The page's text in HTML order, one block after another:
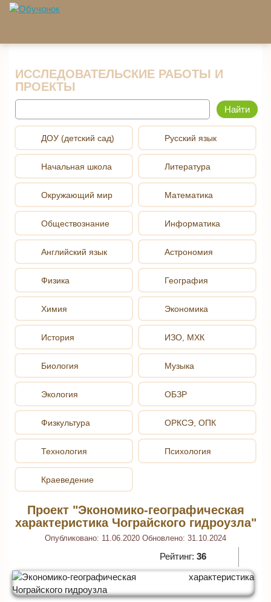
Перейти к основному содержанию
ИССЛЕДОВАТЕЛЬСКИЕ РАБОТЫ И
ПРОЕКТЫ
ДОУ (детский сад)
Начальная школа
Окружающий мир
Обществознание
Английский язык
Русский язык
Литература
Математика
Информатика
Астрономия
Физика
Химия
История
Биология
Экология
География
Экономика
ИЗО, МХК
Музыка
ОБЗР
Физкультура
Технология
Краеведение
ОРКСЭ, ОПК
Психология
Проект "Экономико-географическая
характеристика Чограйского гидроузла"
Опубликовано: 11.06.2020 Обновлено: 31.10.2024
Рейтинг: 36